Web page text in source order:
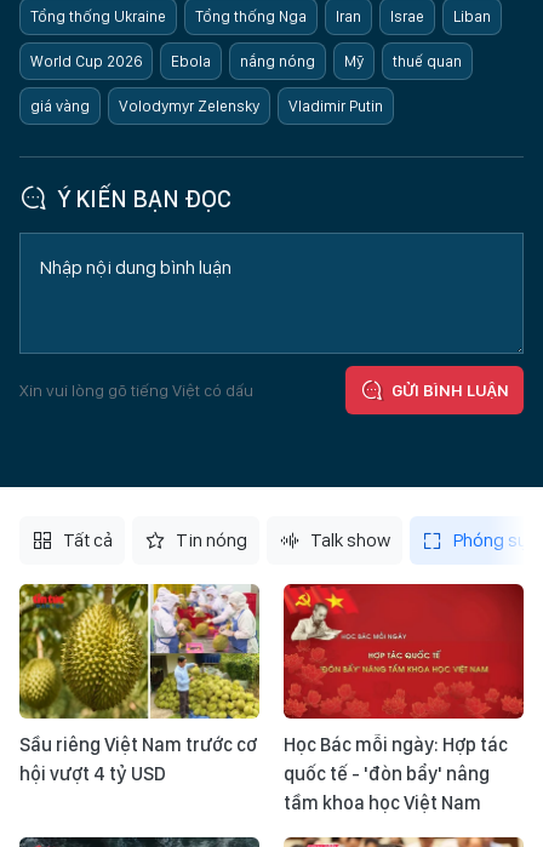
Tổng thống Ukraine Tổng thống Nga Iran Israe Liban
World Cup 2026 Ebola nắng nóng Mỹ thuế quan
giá vàng Volodymyr Zelensky Vladimir Putin
Ý KIẾN BẠN ĐỌC
Xin vui lòng gõ tiếng Việt có dấu GỬI BÌNH LUẬN
Tất cả Tin nóng Talk show Phóng sự
Sầu riêng Việt Nam trước cơ
hội vượt 4 tỷ USD
Học Bác mỗi ngày: Hợp tác
quốc tế - 'đòn bẩy' nâng
tầm khoa học Việt Nam